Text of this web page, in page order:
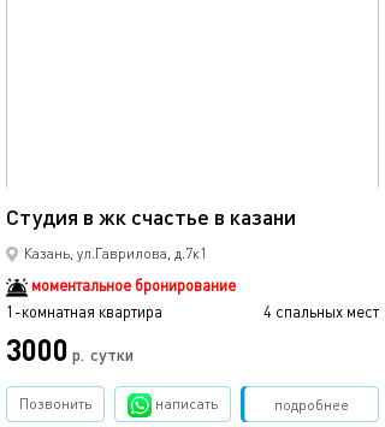
Студия в жк счастье в казани
Казань, ул.Гаврилова, д.7к1
моментальное бронирование
1-комнатная квартира
4 спальных мест
3000 р. сутки
подробнее
Позвонить написать Забронировать